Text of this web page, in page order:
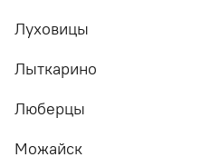
Луховицы
Лыткарино
Люберцы
Можайск